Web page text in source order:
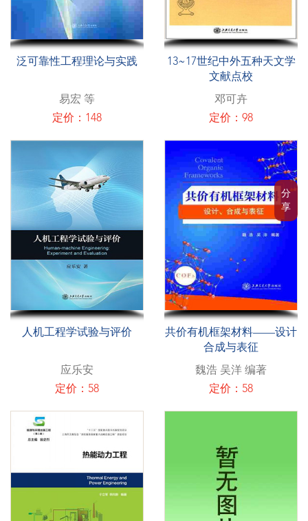
分
享
泛可靠性工程理论与实践
易宏 等
定价：148
13~17世纪中外五种天文学
文献点校
邓可卉
定价：98
人机工程学试验与评价
应乐安
定价：58
共价有机框架材料——设计
合成与表征
魏浩 吴洋 编著
定价：58